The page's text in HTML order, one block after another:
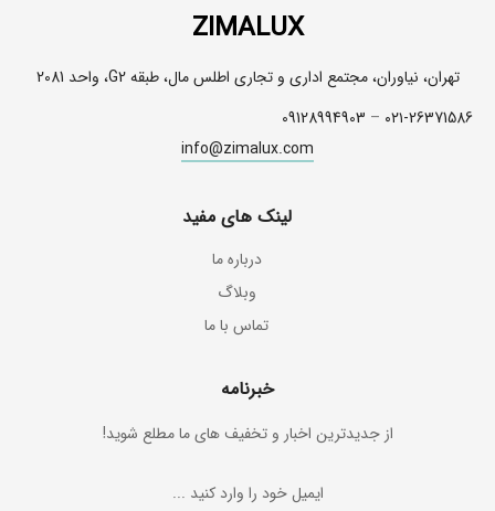
ZIMALUX
تهران، نیاوران، مجتمع اداری و تجاری اطلس مال، طبقه G2، واحد 2081
۰۲۱-26371586 –
09128994903
info@zimalux.com
لینک های مفید
درباره ما
وبلاگ
تماس با ما
خبرنامه
از جدیدترین اخبار و تخفیف های ما مطلع شوید!